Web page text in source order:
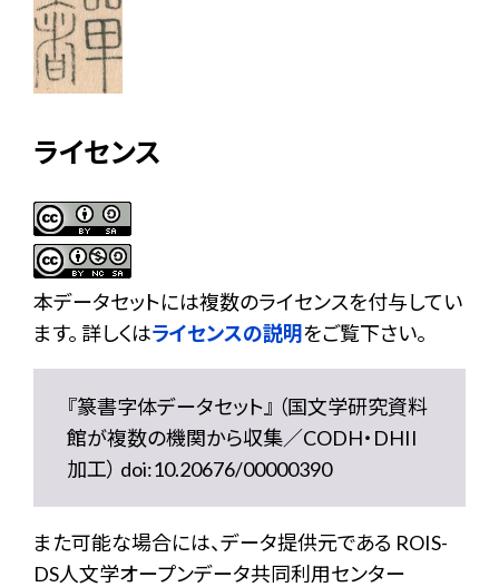
ライセンス
本データセットには複数のライセンスを付与してい
ます。 詳しくはライセンスの説明をご覧下さい。
『篆書字体データセット』 （国文学研究資料
館が複数の機関から収集／CODH・DHII
加工） doi:10.20676/00000390
また可能な場合には、データ提供元である ROIS-
DS人文学オープンデータ共同利用センター